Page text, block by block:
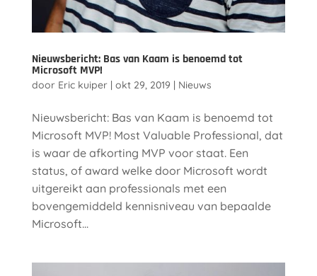
Nieuwsbericht: Bas van Kaam is benoemd tot
Microsoft MVP!
door Eric kuiper| okt 29, 2019 | Nieuws
Nieuwsbericht: Bas van Kaam is benoemd tot
Microsoft MVP! Most Valuable Professional, dat
is waar de afkorting MVP voor staat. Een
status, of award welke door Microsoft wordt
uitgereikt aan professionals met een
bovengemiddeld kennisniveau van bepaalde
Microsoft...